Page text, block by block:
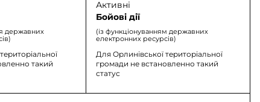
державних
такий
Активні
Бойові дії
(із функціонуванням державних
електронних ресурсів)
Для Орлинівської територіальної
громади не встановленно такий
статус